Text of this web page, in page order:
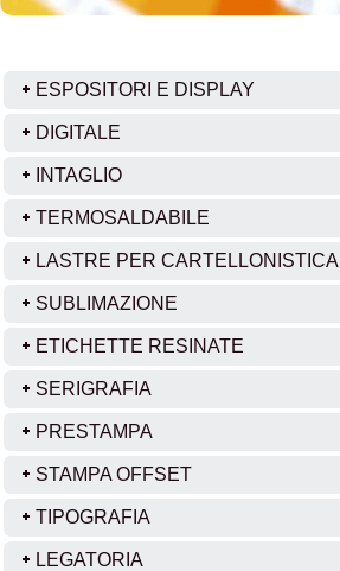
ESPOSITORI E DISPLAY
DIGITALE
INTAGLIO
TERMOSALDABILE
LASTRE PER CARTELLONISTICA
SUBLIMAZIONE
ETICHETTE RESINATE
SERIGRAFIA
PRESTAMPA
STAMPA OFFSET
TIPOGRAFIA
LEGATORIA